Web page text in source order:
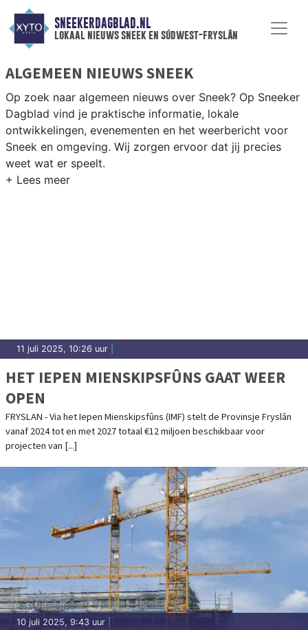
SNEEKERDAGBLAD.NL
lokaal nieuws sneek en súdwest-fryslân
ALGEMEEN NIEUWS SNEEK
Op zoek naar algemeen nieuws over Sneek? Op Sneeker
Dagblad vind je praktische informatie, lokale
ontwikkelingen, evenementen en het weerbericht voor
Sneek en omgeving. Wij zorgen ervoor dat jij precies
weet wat er speelt.
11 juli 2025, 10:26 uur
HET IEPEN MIENSKIPSFÛNS GAAT WEER
OPEN
FRYSLAN - Via het Iepen Mienskipsfûns (IMF) stelt de Provinsje Fryslân
vanaf 2024 tot en met 2027 totaal €12 miljoen beschikbaar voor
projecten van [...]
10 juli 2025, 9:43 uur